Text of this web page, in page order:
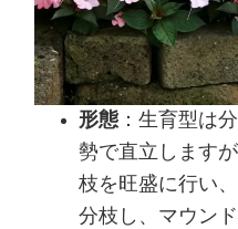
形態 ：生育型は
勢で直立します
枝を旺盛に行い
分枝し、マウン